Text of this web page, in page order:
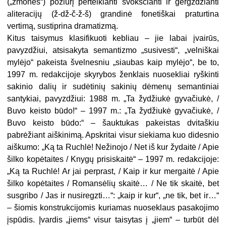
(„žmonės“) požiūrį perteikianti švokščianti ir gergždžianti
aliteracijų (ž-dž-č-ž-š) grandinė fonetiškai praturtina
vertimą, sustiprina dramatizmą.
Kitus taisymus klasifikuoti kebliau – jie labai įvairūs,
pavyzdžiui, atsisakyta semantizmo „susivesti“, „velniškai
mylėjo“ pakeista švelnesniu „siaubas kaip mylėjo“, be to,
1997 m. redakcijoje skyrybos ženklais nuosekliai ryškinti
sakinio dalių ir sudėtinių sakinių dėmenų semantiniai
santykiai, pavyzdžiui: 1988 m. „Ta žydžiukė gyvačiukė, /
Buvo keisto būdo!“ – 1997 m.: „Ta žydžiukė gyvačiukė, /
Buvo keisto būdo:“ – šauktukas pakeistas dvitaškiu
pabrėžiant aiškinimą. Apskritai visur siekiama kuo didesnio
aiškumo: „Ką ta Ruchlė! Nežinojo / Net iš kur žydaitė / Apie
šilko kopėtaites / Knygų prisiskaitė“ – 1997 m. redakcijoje:
„Ką ta Ruchlė! Ar jai perprast, / Kaip ir kur mergaitė / Apie
šilko kopėtaites / Romansėlių skaitė… / Ne tik skaitė, bet
susgribo / Jas ir nusiregzti…“: „kaip ir kur“, „ne tik, bet ir…“
– šiomis konstrukcijomis kuriamas nuoseklaus pasakojimo
įspūdis. Įvardis „jiems“ visur taisytas į „jiem“ – turbūt dėl